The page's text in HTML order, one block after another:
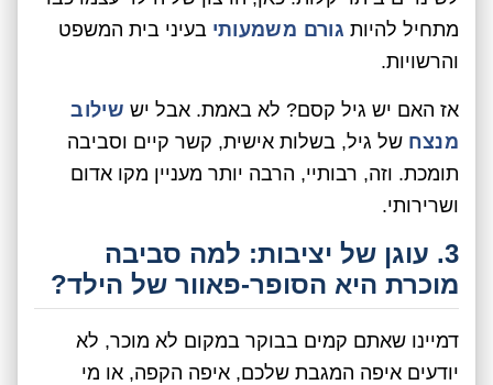
מתחיל להיות גורם משמעותי בעיני בית המשפט
והרשויות.
אז האם יש גיל קסם? לא באמת. אבל יש שילוב
מנצח של גיל, בשלות אישית, קשר קיים וסביבה
תומכת. וזה, רבותיי, הרבה יותר מעניין מקו אדום
ושרירותי.
3. עוגן של יציבות: למה סביבה
מוכרת היא הסופר-פאוור של הילד?
דמיינו שאתם קמים בבוקר במקום לא מוכר, לא
יודעים איפה המגבת שלכם, איפה הקפה, או מי